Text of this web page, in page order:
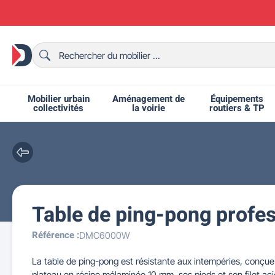
Mobilier urbain
collectivités
Bancs urbains
Aménagement de
la voirie
Bornes et potelets urbains
Équipements
routiers & TP
Ralentisseurs routiers
Grilles d'exposition
Fêtes et événements
Chaises de collectivité
Mobilier intérieur CHR
Chaises et bancs scolaires
Tables de ping-pong
Table de ping-pong
Référence :DMC6000W
La table de ping-pong est résistante aux intempéries,